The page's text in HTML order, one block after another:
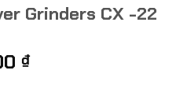
Grinders CX -22
₫Khoảng